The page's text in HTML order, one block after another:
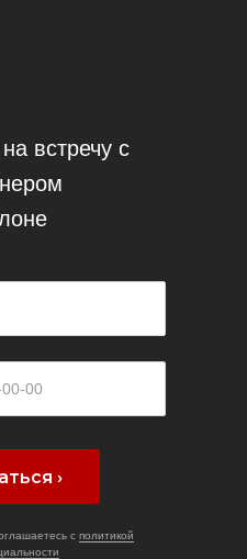
›
встречу с
с политикой